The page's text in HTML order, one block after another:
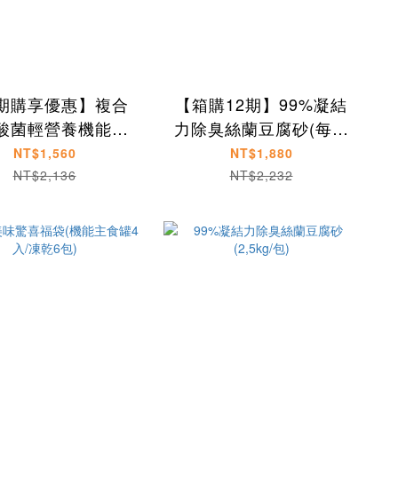
購享優惠】複合
菌輕營養機能主
食罐80g/罐
NT$1,560
NT$2,136
【箱購12期】99%凝結
力除臭絲蘭豆腐砂(每箱
8包）
NT$1,880
NT$2,232